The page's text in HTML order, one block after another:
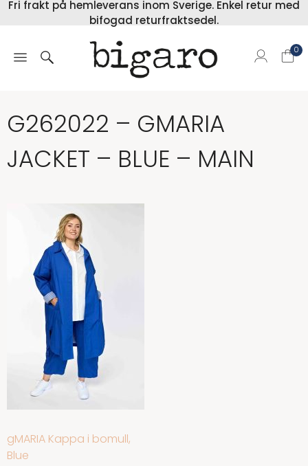
Fri frakt på hemleverans inom Sverige. Enkel retur med
bifogad returfraktsedel.
0
G262022 – GMARIA
JACKET – BLUE – MAIN
INLÄGGSNAVIGERING
gMARIA Kappa i bomull,
Blue